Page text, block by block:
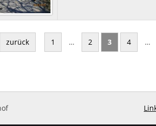
zurück 1 … 2 3 4 …